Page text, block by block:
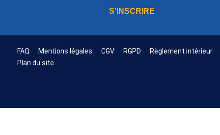
S'INSCRIRE
FAQ Mentions légales CGV RGPD
Règlement intérieur
Plan du site